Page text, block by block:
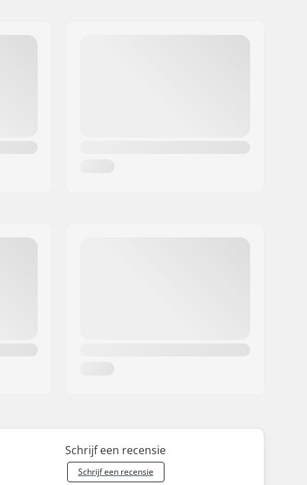
Schrijf een recensie
Schrijf een recensie